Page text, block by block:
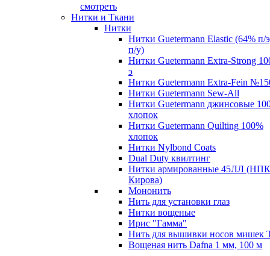
смотреть
Нитки и Ткани
Нитки
Нитки Guetermann Elastic (64% п/
п/у)
Нитки Guetermann Extra-Strong
э
Нитки Guetermann Extra-Fein
Нитки Guetermann Sew-All
Нитки Guetermann джинсовые
хлопок
Нитки Guetermann Quilting 100%
хлопок
Нитки Nylbond Coats
Dual Duty квилтинг
Нитки армированные 45ЛЛ
Кирова)
Мононить
Нить для установки глаз
Нитки вощеные
Ирис "Гамма"
Нить для вышивки носов мишек
Вощеная нить Dafna 1 мм, 100 м